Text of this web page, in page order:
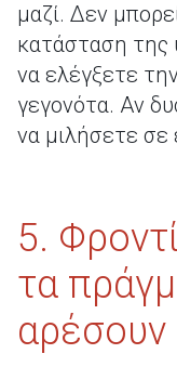
μαζί. Δεν
κατάσταση της
να ελέγξετε
γεγονότα. Αν
να μιλήσετε σε
5.
τα
αρέσουν